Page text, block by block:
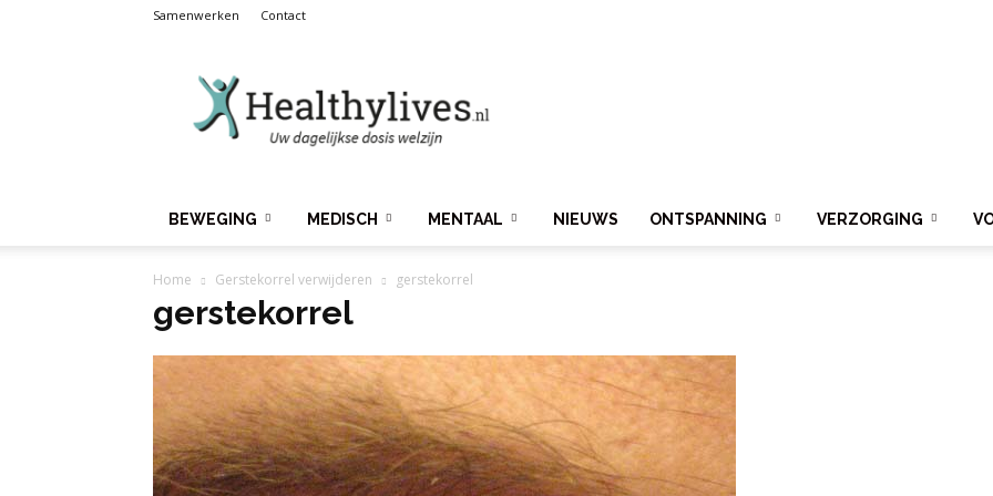
Samenwerken Contact
BEWEGING MEDISCH MENTAAL NIEUWS ONTSPANNING VERZORGING
Home Gerstekorrel verwijderen gerstekorrel
gerstekorrel